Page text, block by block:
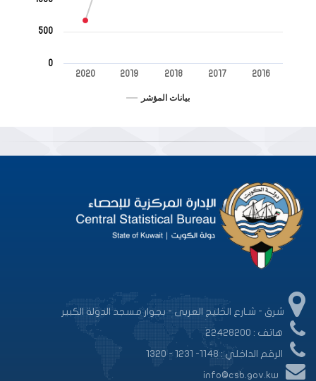
بيانات المؤشر
2020 2019 2018 2017 2016
0
500
شرق - شـارع الخليج العربى - بجوار مسجد الدولة الكبير
هاتف : 22428200
الرقم الداخلي : 1148- 1231 - 1320
info@csb.gov.kw